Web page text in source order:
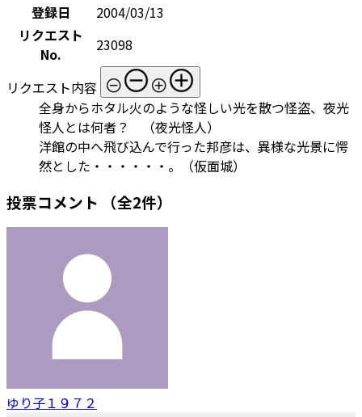
登録日
2004/03/13
リクエスト
No.
23098
リクエスト内容
全身からホタル火のような怪しい光を散つ怪盗、夜光
怪人とは何者？ （夜光怪人）
洋館の中へ飛び込んで行った邦彦は、異様な光景に愕
然とした・・・・・・。（仮面城）
投票コメント （全2件）
ゆり子１９７２